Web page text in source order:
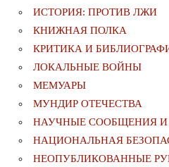
ИСТОРИЯ: ПРОТИВ ЛЖИ
КНИЖНАЯ ПОЛКА
КРИТИКА И
ЛОКАЛЬНЫЕ ВОЙНЫ
МЕМУАРЫ
МУНДИР ОТЕЧЕСТВА
НАУЧНЫЕ СООБЩЕНИЯ
НАЦИОНАЛЬНАЯ
НЕОПУБЛИКОВАННЫЕ